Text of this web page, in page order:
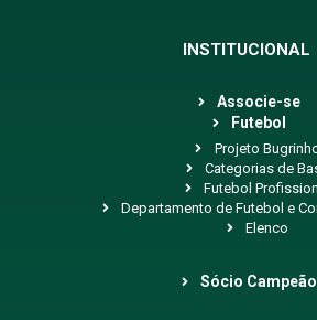
INSTITUCIONAL
Associe-se
Futebol
Projeto
Categorias de
Futebol
Departamento de Futebol e
Elenco
Sócio Campeão